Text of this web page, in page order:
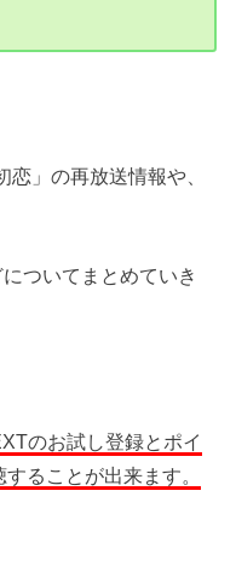
」の再放送情報や、
ついてまとめていき
のお試し登録とポイ
ることが出来ます。